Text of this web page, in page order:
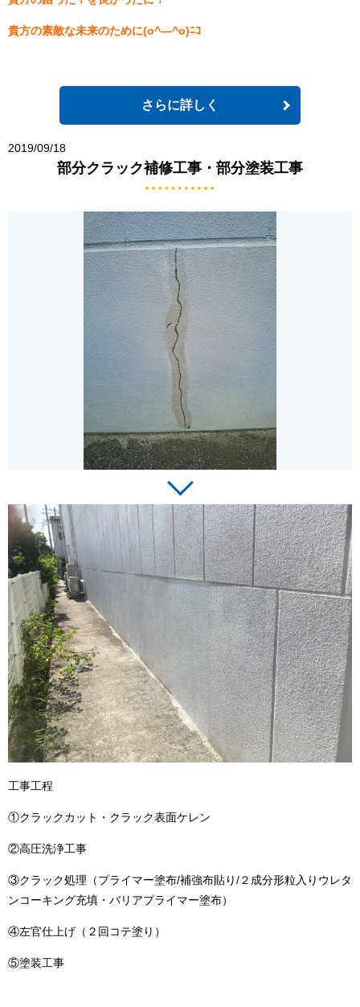
貴方の素敵な未来のために(o^―^o)ﾆｺ
さらに詳しく
2019/09/18
部分クラック補修工事・部分塗装工事
工事工程
①クラックカット・クラック表面ケレン
②高圧洗浄工事
③クラック処理（プライマー塗布/補強布貼り/２成分形粒入りウレタ
ンコーキング充填・バリアプライマー塗布）
④左官仕上げ（２回コテ塗り）
⑤塗装工事